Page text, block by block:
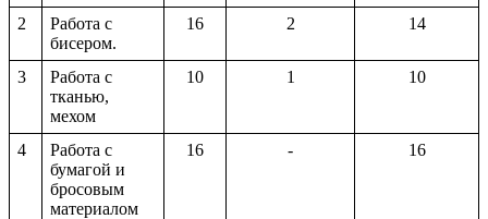
2
Работа с
бисером.
16 2 14
3
Работа с
тканью,
мехом
10 1 10
4
Работа с
бумагой и
бросовым
материалом
16 - 16